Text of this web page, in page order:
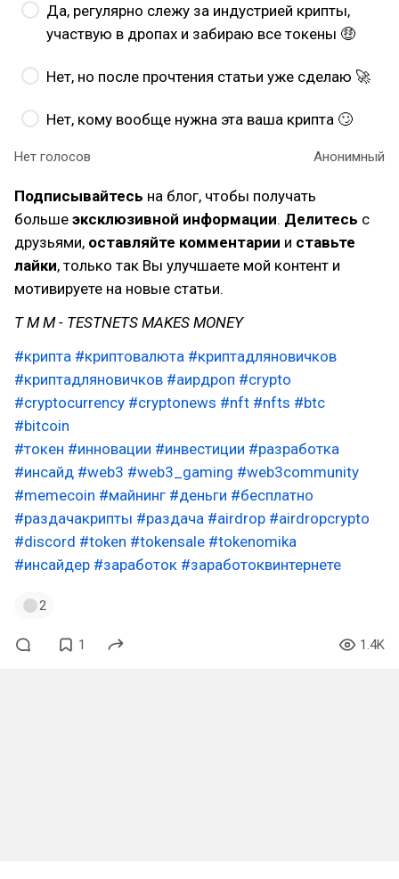
Да, регулярно слежу за индустрией крипты,
участвую в дропах и забираю все токены 🤑
Нет, но после прочтения статьи уже сделаю 🚀
Нет, кому вообще нужна эта ваша крипта 🙄
Нет голосов Анонимный
Подписывайтесь на блог, чтобы получать
больше эксклюзивной информации. Делитесь с
друзьями, оставляйте комментарии и ставьте
лайки, только так Вы улучшаете мой контент и
мотивируете на новые статьи.
T M M - TESTNETS MAKES MONEY
#крипта #криптовалюта #криптадляновичков
#криптадляновичков #аирдроп #crypto
#cryptocurrency #cryptonews #nft #nfts #btc
#bitcoin
#токен #инновации #инвестиции #разработка
#инсайд #web3 #web3_gaming #web3community
#memecoin #майнинг #деньги #бесплатно
#раздачакрипты #раздача #airdrop #airdropcrypto
#discord #token #tokensale #tokenomika
#инсайдер #заработок #заработоквинтернете
2
1 1.4K